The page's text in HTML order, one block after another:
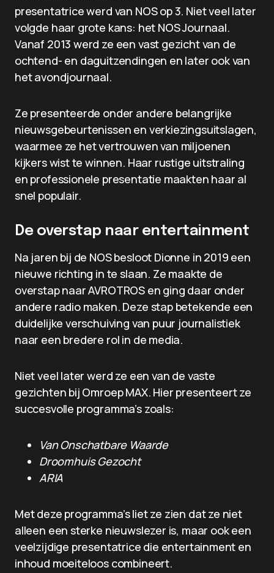
presentatrice werd van NOS op 3. Niet veel later
volgde haar grote kans: het NOS Journaal.
Vanaf 2013 werd ze een vast gezicht van de
ochtend- en daguitzendingen en later ook van
het avondjournaal.
Ze presenteerde onder andere belangrijke
nieuwsgebeurtenissen en verkiezingsuitslagen,
waarmee ze het vertrouwen van miljoenen
kijkers wist te winnen. Haar rustige uitstraling
en professionele presentatie maakten haar al
snel populair.
De overstap naar entertainment
Na jaren bij de NOS besloot Dionne in 2019 een
nieuwe richting in te slaan. Ze maakte de
overstap naar AVROTROS en ging daar onder
andere radio maken. Deze stap betekende een
duidelijke verschuiving van puur journalistiek
naar een bredere rol in de media.
Niet veel later werd ze een van de vaste
gezichten bij Omroep MAX. Hier presenteert ze
succesvolle programma’s zoals:
Van Onschatbare Waarde
Droomhuis Gezocht
ARIA
Met deze programma’s liet ze zien dat ze niet
alleen een sterke nieuwslezer is, maar ook een
veelzijdige presentatrice die entertainment en
inhoud moeiteloos combineert.